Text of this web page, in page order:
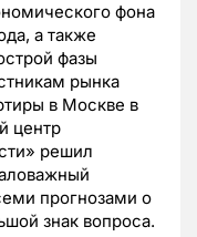
фона
а также
фазы
рынка
в Москве в
центр
решил
прогнозами о
знак вопроса.